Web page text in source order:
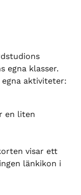
egna klasser.
aktiviteter:
en liten
visar ett
länkikon i